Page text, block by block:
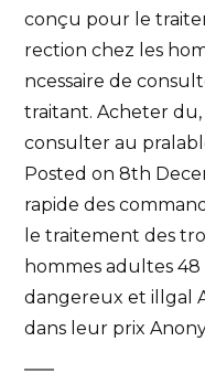
conçu pour le
rection chez les
ncessaire de
traitant. Acheter du,
consulter au
Posted on 8th
rapide des
le traitement des
hommes adultes
dangereux et illgal
dans leur prix